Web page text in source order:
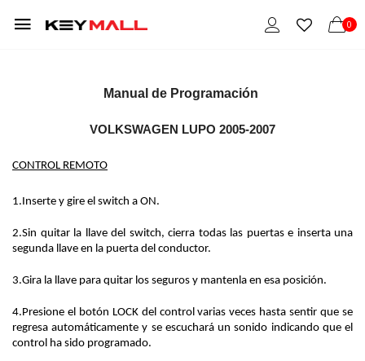
0
Manual de Programación
VOLKSWAGEN LUPO 2005-2007
CONTROL REMOTO
1.Inserte y gire el switch a ON.
2.Sin quitar la llave del switch, cierra todas las puertas e inserta una
segunda llave en la puerta del conductor.
3.Gira la llave para quitar los seguros y mantenla en esa posición.
4.Presione el botón LOCK del control varias veces hasta sentir que se
regresa automáticamente y se escuchará un sonido indicando que el
control ha sido programado.